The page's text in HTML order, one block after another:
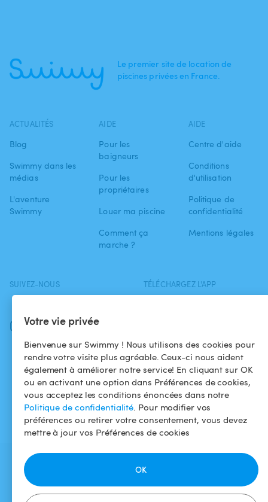
Votre vie privée
Bienvenue sur Swimmy ! Nous utilisons des cookies pour
rendre votre visite plus agréable. Ceux-ci nous aident
également à améliorer notre service! En cliquant sur OK
ou en activant une option dans Préférences de cookies,
vous acceptez les conditions énoncées dans notre
Politique de confidentialité. Pour modifier vos
préférences ou retirer votre consentement, vous devez
mettre à jour vos Préférences de cookies
OK
Le premier site de location de
piscines privées en France.
ACTUALITÉS
Blog
Swimmy dans les
médias
L'aventure
Swimmy
AIDE
Pour les
baigneurs
Pour les
propriétaires
Louer ma piscine
Comment ça
marche ?
AIDE
Centre d'aide
Conditions
d'utilisation
Politique de
confidentialité
Mentions légales
SUIVEZ-NOUS
Instagram
TÉLÉCHARGEZ L'APP